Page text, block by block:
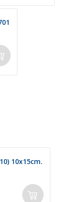
10x15cm.